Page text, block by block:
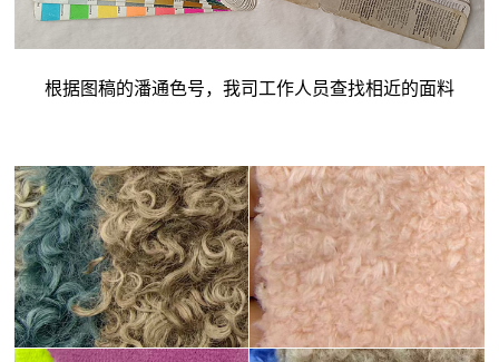
根据图稿的潘通色号，我司工作人员查找相近的面料